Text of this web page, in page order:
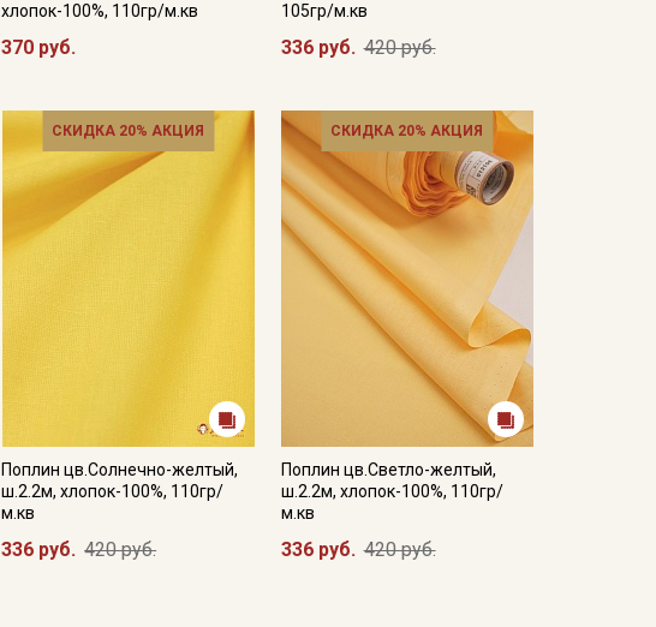
хлопок-100%, 110гр/м.кв
370 руб.
105гр/м.кв
336 руб. 420 руб.
СКИДКА 20% АКЦИЯ
Поплин цв.Солнечно-желтый,
ш.2.2м, хлопок-100%, 110гр/
м.кв
336 руб. 420 руб.
СКИДКА 20% АКЦИЯ
Поплин цв.Светло-желтый,
ш.2.2м, хлопок-100%, 110гр/
м.кв
336 руб. 420 руб.